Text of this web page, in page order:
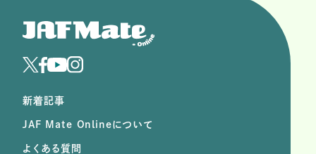
新着記事
JAF Mate Onlineについて
よくある質問